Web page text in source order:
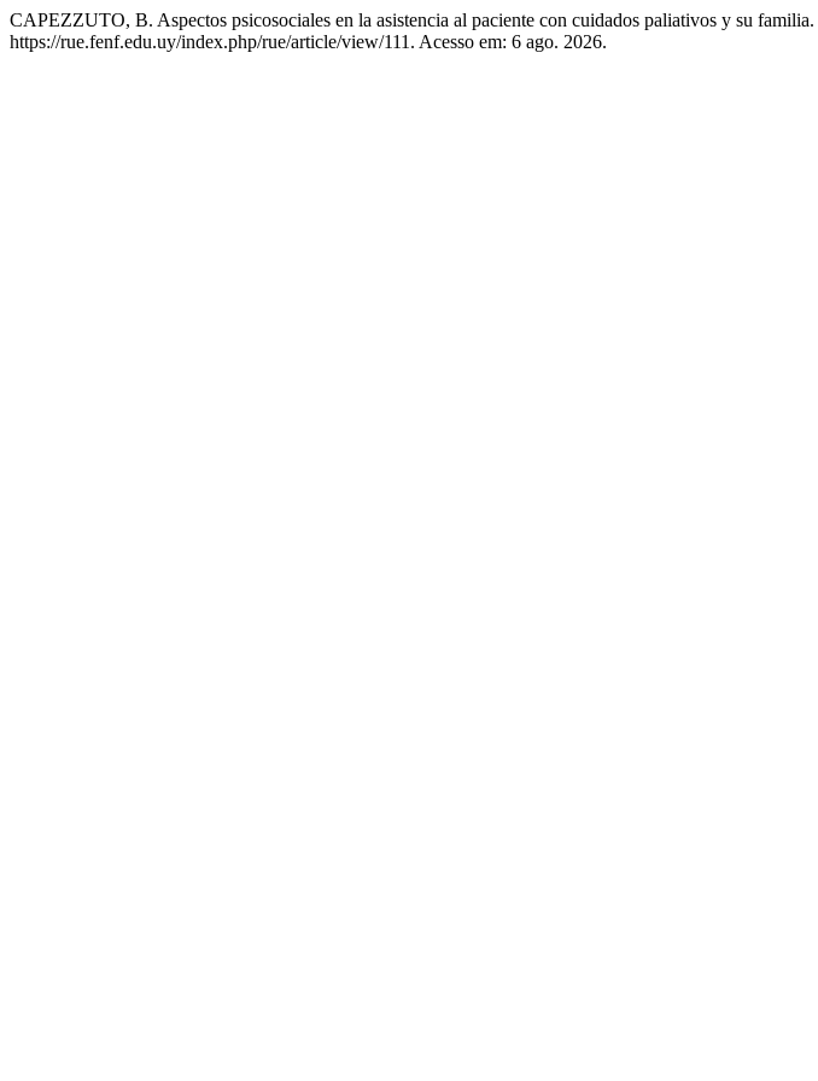
CAPEZZUTO, B. Aspectos psicosociales en la asistencia al paciente con cuidados paliativos y su familia.
https://rue.fenf.edu.uy/index.php/rue/article/view/111. Acesso em: 6 ago. 2026.